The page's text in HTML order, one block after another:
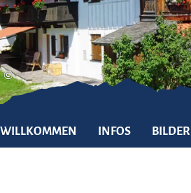
©
WILLKOMMEN INFOS BILDER